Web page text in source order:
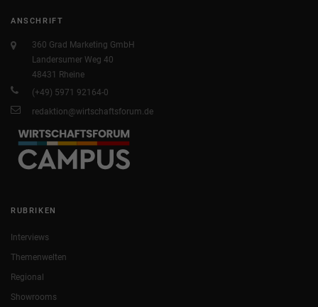
ANSCHRIFT
360 Grad Marketing GmbH
Landersumer Weg 40
48431 Rheine
(+49) 5971 92164-0
redaktion@wirtschaftsforum.de
RUBRIKEN
Interviews
Themenwelten
Regional
Showrooms